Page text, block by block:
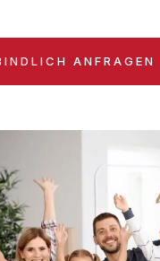
ANFRAGEN